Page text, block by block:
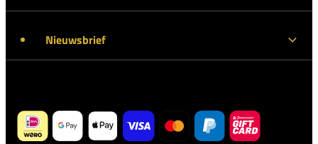
Nieuwsbrief